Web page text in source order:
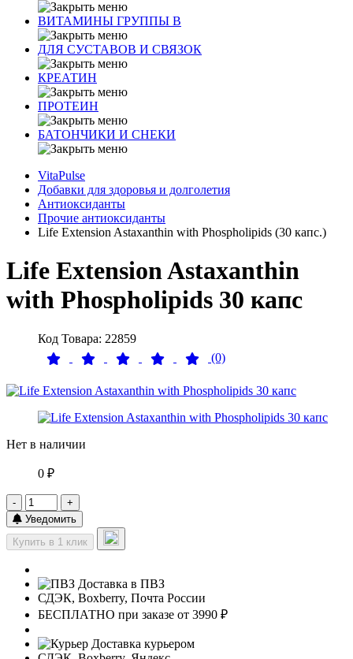
ВИТАМИНЫ ГРУППЫ В
ДЛЯ СУСТАВОВ И СВЯЗОК
КРЕАТИН
ПРОТЕИН
БАТОНЧИКИ И СНЕКИ
VitaPulse
Добавки для здоровья и долголетия
Антиоксиданты
Прочие антиоксиданты
Life Extension Astaxanthin with Phospholipids (30 капс.)
Life Extension Astaxanthin
with Phospholipids 30 капс
Код Товара: 22859
(0)
Нет в наличии
0 ₽
-
+
Уведомить
Купить в 1 клик
Доставка в ПВЗ
СДЭК, Boxberry, Почта России
БЕСПЛАТНО при заказе от 3990 ₽
Доставка курьером